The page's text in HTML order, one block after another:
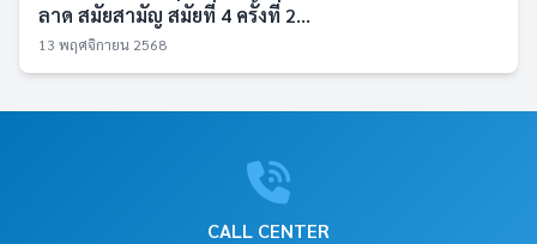
ลาด สมัยสามัญ สมัยที่ 4 ครั้งที่ 2...
13 พฤศจิกายน 2568
CALL CENTER